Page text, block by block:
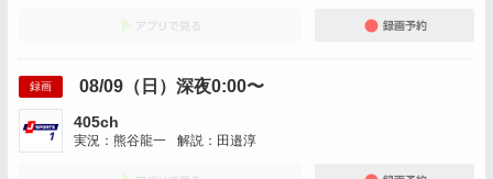
録画 08/09（日）深夜0:00〜
405ch
実況：熊谷龍一 解説：田邉淳